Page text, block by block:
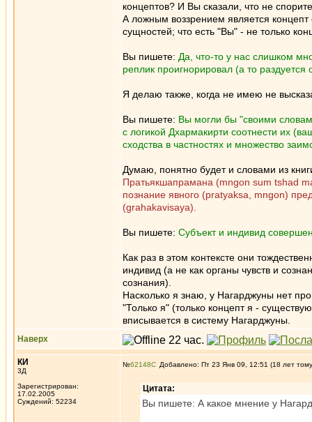
концептов? И Вы сказали, что не
А ложным воззрением является
сущностей; что есть "Вы" - не только
Вы пишете: Да, что-то у нас слишком
реплик проигнорировал (а то
Я делаю также, когда не имею не
Вы пишете: Вы могли бы "своими
с логикой Дхармакирти соотнести их
сходства в частностях и множество
Думаю, понятно будет и словами из
Пратьякшапрамана (mngon sum tshad
познание явного (pratyaksa, mngon)
(grahakavisaya).
Вы пишете: Субъект и индивид
Как раз в этом контексте они
индивид (а не как органы чувств и
сознания).
Насколько я знаю, у Нагарджуны нет
"Только я" (только концепт я -
вписывается в систему Нагарджуны.
Наверх
КИ
3Д
Зарегистрирован:
17.02.2005
Суждений: 52234
№62148 Добавлено: Пт 23 Янв 09, 12:51 (18 лет
Цитата:
Вы пишете: А какое мнение у